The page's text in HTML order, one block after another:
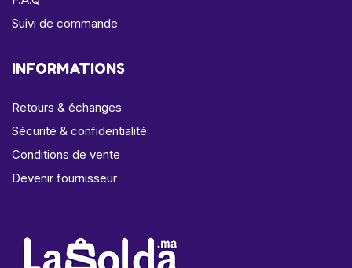
Suivi de commande
INFORMATIONS
Retours & échanges
Sécurité & confidentialité
Conditions de vente
Devenir fournisseur